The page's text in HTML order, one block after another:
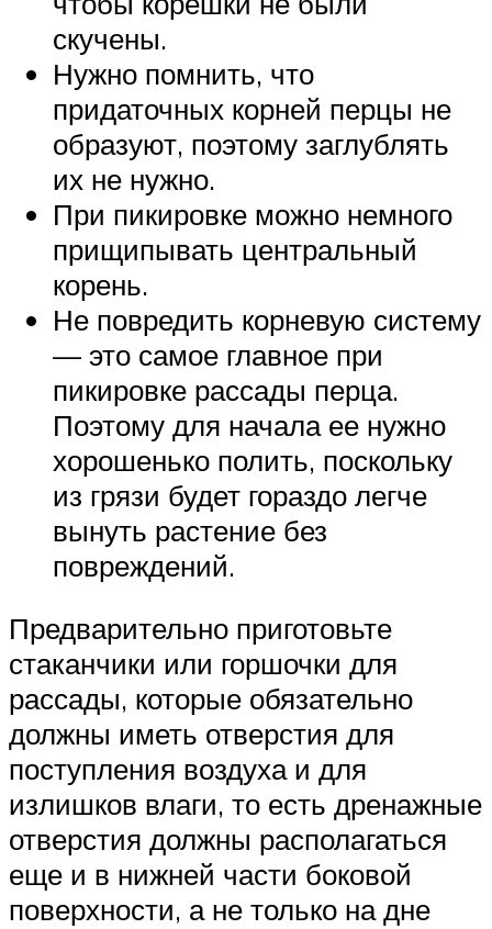
скучены.
Нужно помнить, что
придаточных корней перцы не
образуют, поэтому заглублять
их не нужно.
При пикировке можно немного
прищипывать центральный
корень.
Не повредить корневую систему
— это самое главное при
пикировке рассады перца.
Поэтому для начала ее нужно
хорошенько полить, поскольку
из грязи будет гораздо легче
вынуть растение без
повреждений.
Предварительно приготовьте
стаканчики или горшочки для
рассады, которые обязательно
должны иметь отверстия для
поступления воздуха и для
излишков влаги, то есть дренажные
отверстия должны располагаться
еще и в нижней части боковой
поверхности, а не только на дне